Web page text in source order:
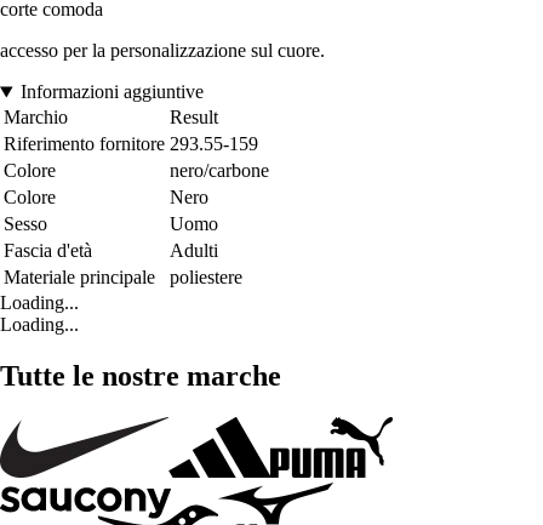
corte comoda
accesso per la personalizzazione sul cuore.
Informazioni aggiuntive
Marchio
Result
Riferimento fornitore 293.55-159
Colore
nero/carbone
Colore
Nero
Sesso
Uomo
Fascia d'età
Adulti
Materiale principale
poliestere
Loading...
Loading...
Tutte le nostre marche